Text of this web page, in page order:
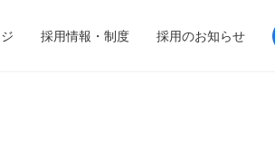
採用情報・制度 採用のお知らせ